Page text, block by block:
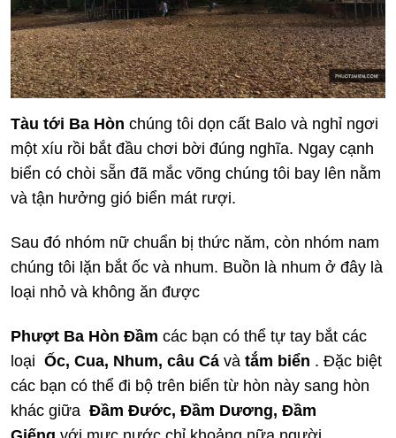
Tàu tới Ba Hòn chúng tôi dọn cất Balo và nghỉ ngơi
một xíu rồi bắt đầu chơi bời đúng nghĩa. Ngay cạnh
biển có chòi sẵn đã mắc võng chúng tôi bay lên nằm
và tận hưởng gió biển mát rượi.
Sau đó nhóm nữ chuẩn bị thức năm, còn nhóm nam
chúng tôi lặn bắt ốc và nhum. Buồn là nhum ở đây là
loại nhỏ và không ăn được
Phượt Ba Hòn Đầm các bạn có thể tự tay bắt các
loại Ốc, Cua, Nhum, câu Cá và tắm biển . Đặc biệt
các bạn có thể đi bộ trên biển từ hòn này sang hòn
khác giữa Đầm Đước, Đầm Dương, Đầm